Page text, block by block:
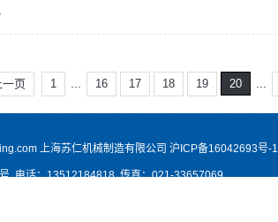
一页 1 16 17 18 19 20
上海苏仁机械制造有限公司 沪ICP备16042693号-1
电话：13512184818 传真：021-33657069